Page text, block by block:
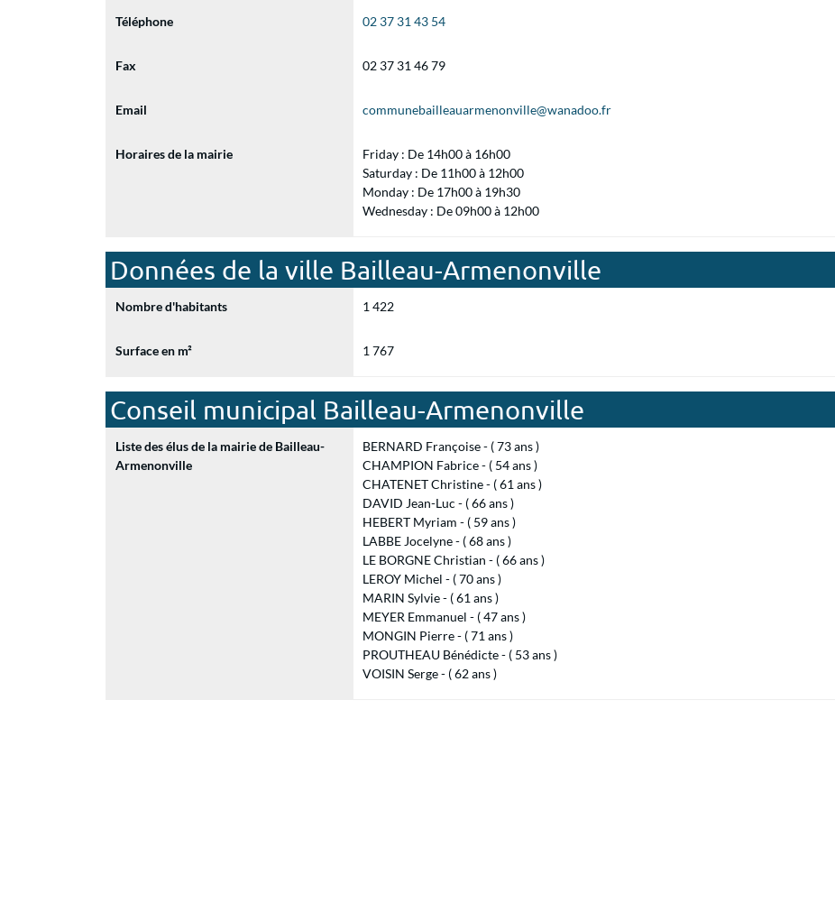
Téléphone 02 37 31 43 54
Fax 02 37 31 46 79
Email communebailleauarmenonville@wanadoo.fr
Horaires de la mairie
Friday : De 14h00 à 16h00
Saturday : De 11h00 à 12h00
Monday : De 17h00 à 19h30
Wednesday : De 09h00 à 12h00
Données de la ville Bailleau-Armenonville
Nombre d'habitants 1 422
Surface en m² 1 767
Conseil municipal Bailleau-Armenonville
Liste des élus de la mairie de Bailleau-
Armenonville
BERNARD Françoise - ( 73 ans )
CHAMPION Fabrice - ( 54 ans )
CHATENET Christine - ( 61 ans )
DAVID Jean-Luc - ( 66 ans )
HEBERT Myriam - ( 59 ans )
LABBE Jocelyne - ( 68 ans )
LE BORGNE Christian - ( 66 ans )
LEROY Michel - ( 70 ans )
MARIN Sylvie - ( 61 ans )
MEYER Emmanuel - ( 47 ans )
MONGIN Pierre - ( 71 ans )
PROUTHEAU Bénédicte - ( 53 ans )
VOISIN Serge - ( 62 ans )